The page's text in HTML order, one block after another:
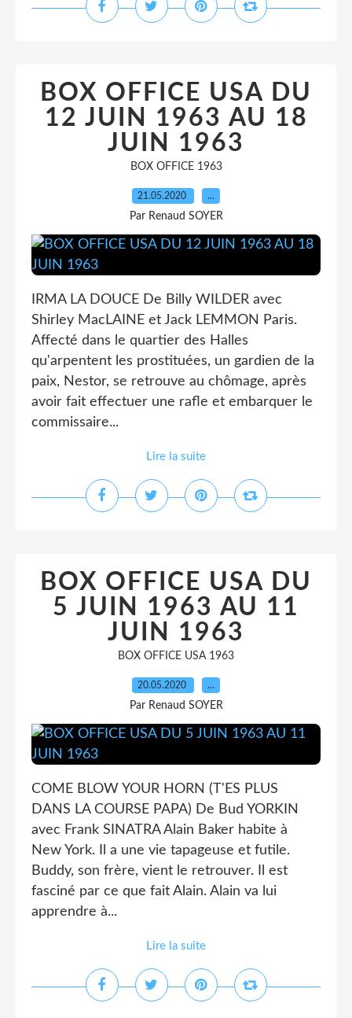
BOX OFFICE USA DU
12 JUIN 1963 AU 18
JUIN 1963
BOX OFFICE 1963
21.05.2020 …
Par Renaud SOYER
IRMA LA DOUCE De Billy WILDER avec
Shirley MacLAINE et Jack LEMMON Paris.
Affecté dans le quartier des Halles
qu'arpentent les prostituées, un gardien de la
paix, Nestor, se retrouve au chômage, après
avoir fait effectuer une rafle et embarquer le
commissaire...
Lire la suite
BOX OFFICE USA DU
5 JUIN 1963 AU 11
JUIN 1963
BOX OFFICE USA 1963
20.05.2020 …
Par Renaud SOYER
COME BLOW YOUR HORN (T'ES PLUS
DANS LA COURSE PAPA) De Bud YORKIN
avec Frank SINATRA Alain Baker habite à
New York. Il a une vie tapageuse et futile.
Buddy, son frère, vient le retrouver. Il est
fasciné par ce que fait Alain. Alain va lui
apprendre à...
Lire la suite